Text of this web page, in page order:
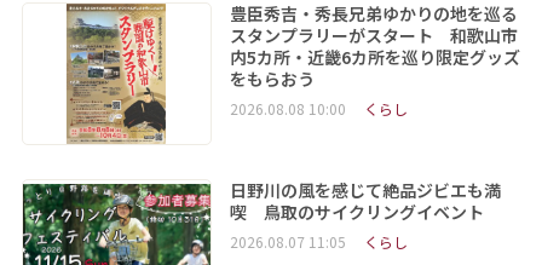
豊臣秀吉・秀長兄弟ゆかりの地を巡る
スタンプラリーがスタート 和歌山市
内5カ所・近畿6カ所を巡り限定グッズ
をもらおう
2026.08.08 10:00 くらし
日野川の風を感じて絶品ジビエも満
喫 鳥取のサイクリングイベント
2026.08.07 11:05 くらし